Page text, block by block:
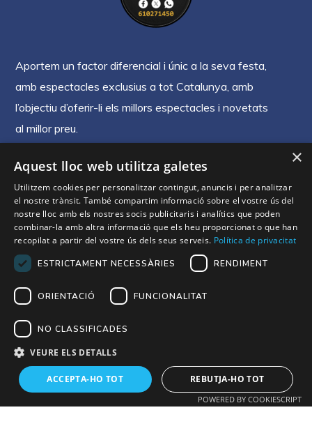
Aportem un factor diferencial i únic a la seva festa,
amb espectacles exclusius a tot Catalunya, amb
l’objectiu d’oferir-li els millors espectacles i novetats
al millor preu.
Horari
De Dilluns a Diumenge 9h - 19h
Contacte
Carrer President Josep Irla, 14 25200 Cervera,
Lleida
+34 973 533 212
×
Aquest lloc web utilitza galetes
Utilitzem cookies per personalitzar contingut, anuncis i per analitzar
el nostre trànsit. També compartim informació sobre el vostre ús del
nostre lloc amb els nostres socis publicitaris i analítics que poden
combinar-la amb altra informació que els heu proporcionat o que han
recopilat a partir del vostre ús dels seus serveis. Política de privacitat
ESTRICTAMENT NECESSÀRIES RENDIMENT
ORIENTACIÓ FUNCIONALITAT
NO CLASSIFICADES
VEURE ELS DETALLS
ACCEPTA-HO TOT REBUTJA-HO TOT
POWERED BY COOKIESCRIPT